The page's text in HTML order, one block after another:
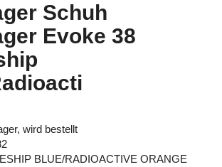
Schuh
Evoke 38
wird bestellt
BLUE/RADIOACTIVE ORANGE